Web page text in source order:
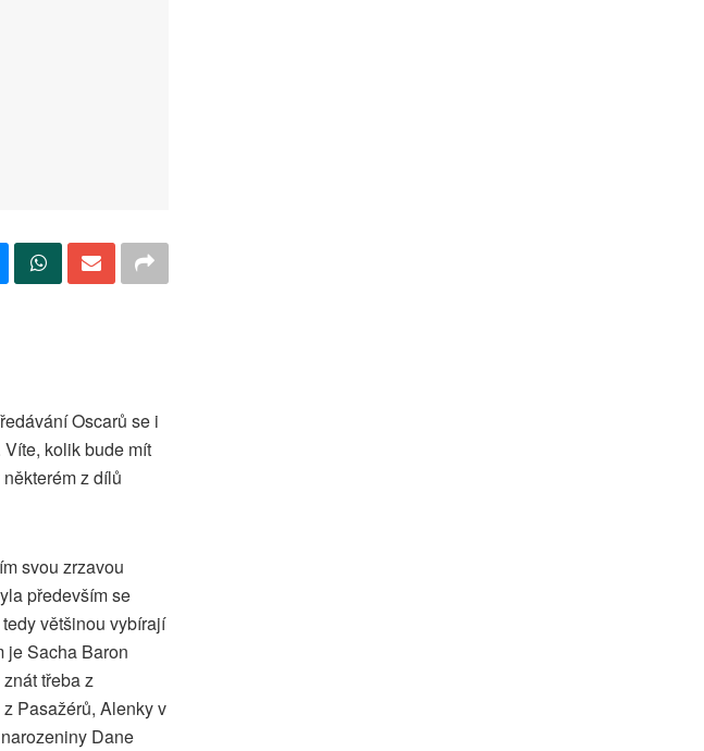
Oscarů se i
kolik bude mít
z dílů
svou zrzavou
především se
většinou vybírají
je Sacha Baron
třeba z
Pasažérů, Alenky v
Dane